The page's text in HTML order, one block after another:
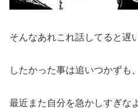
そんなあれこれ話してると遅
したかった事は追いつかずも、
最近また自分を急かしすぎな